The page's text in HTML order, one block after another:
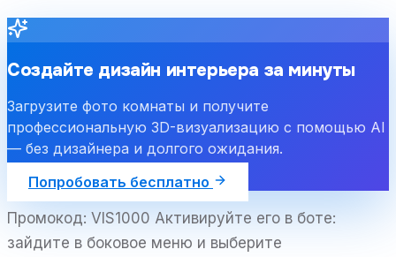
Создайте дизайн интерьера за минуты
Загрузите фото комнаты и получите
профессиональную 3D-визуализацию с помощью AI
— без дизайнера и долгого ожидания.
Попробовать бесплатно
Промокод: VIS1000 Активируйте его в боте:
зайдите в боковое меню и выберите